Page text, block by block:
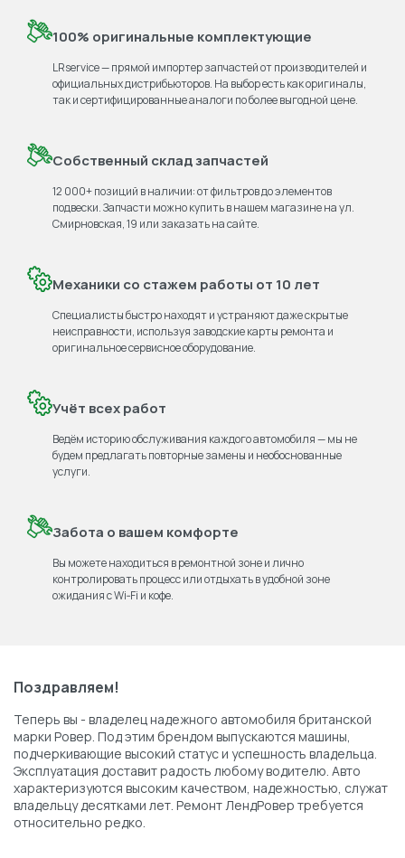
100% оригинальные комплектующие
LRservice — прямой импортер запчастей от производителей и
официальных дистрибьюторов. На выбор есть как оригиналы,
так и сертифицированные аналоги по более выгодной цене.
Собственный склад запчастей
12 000+ позиций в наличии: от фильтров до элементов
подвески. Запчасти можно купить в нашем магазине на ул.
Смирновская, 19 или заказать на сайте.
Механики со стажем работы от 10 лет
Специалисты быстро находят и устраняют даже скрытые
неисправности, используя заводские карты ремонта и
оригинальное сервисное оборудование.
Учёт всех работ
Ведём историю обслуживания каждого автомобиля — мы не
будем предлагать повторные замены и необоснованные
услуги.
Забота о вашем комфорте
Вы можете находиться в ремонтной зоне и лично
контролировать процесс или отдыхать в удобной зоне
ожидания с Wi‑Fi и кофе.
Поздравляем!
Теперь вы - владелец надежного автомобиля британской
марки Ровер. Под этим брендом выпускаются машины,
подчеркивающие высокий статус и успешность владельца.
Эксплуатация доставит радость любому водителю. Авто
характеризуются высоким качеством, надежностью, служат
владельцу десятками лет. Ремонт ЛендРовер требуется
относительно редко.